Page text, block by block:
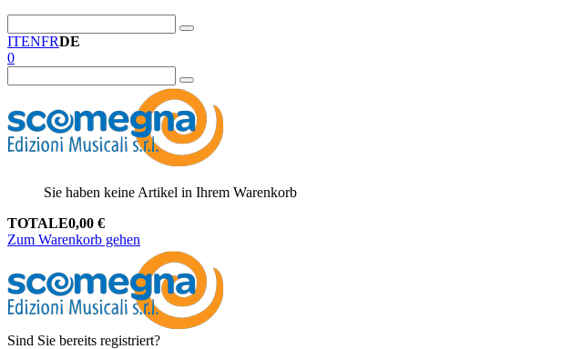
ITENFRDE
0
Sie haben keine Artikel in Ihrem Warenkorb
TOTALE0,00 €
Zum Warenkorb gehen
Sind Sie bereits registriert?